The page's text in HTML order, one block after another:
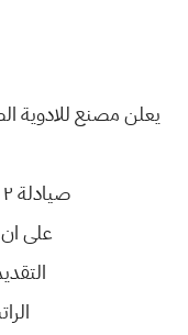
يعلن مصنع للادوية
صيادلة ٢ كيمياوين ٢ وبايلوجين ٢
على ان